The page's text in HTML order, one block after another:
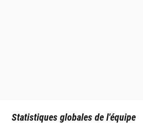
Statistiques globales de l'équipe